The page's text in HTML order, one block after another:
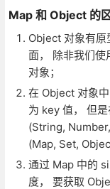
Map 和 Object 的
Object 对象有原
面， 除非我们
对象；
在 Object 对象
为 key 值， 但
(String,
(Map, Set,
通过 Map 中的
度， 要获取